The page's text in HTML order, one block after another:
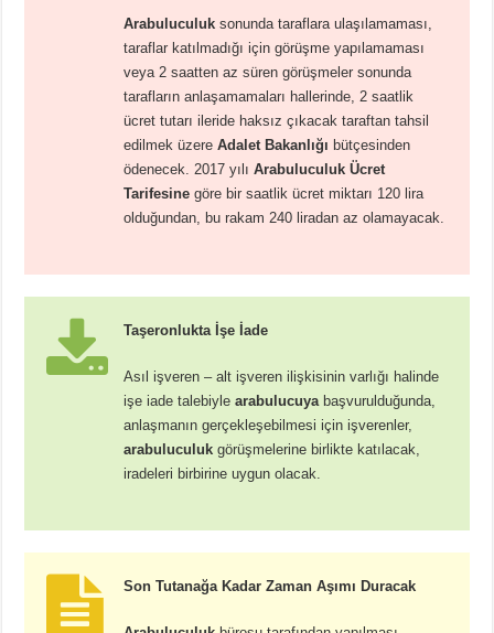
Arabuluculuk sonunda taraflara ulaşılamaması,
taraflar katılmadığı için görüşme yapılamaması
veya 2 saatten az süren görüşmeler sonunda
tarafların anlaşamamaları hallerinde, 2 saatlik
ücret tutarı ileride haksız çıkacak taraftan tahsil
edilmek üzereAdalet Bakanlığı bütçesinden
ödenecek. 2017 yılıArabuluculuk Ücret
Tarifesine göre bir saatlik ücret miktarı 120 lira
olduğundan, bu rakam 240 liradan az olamayacak.
Taşeronlukta İşe İade
Asıl işveren – alt işveren ilişkisinin varlığı halinde
işe iade talebiylearabulucuya başvurulduğunda,
anlaşmanın gerçekleşebilmesi için işverenler,
arabuluculuk görüşmelerine birlikte katılacak,
iradeleri birbirine uygun olacak.
Son Tutanağa Kadar Zaman Aşımı Duracak